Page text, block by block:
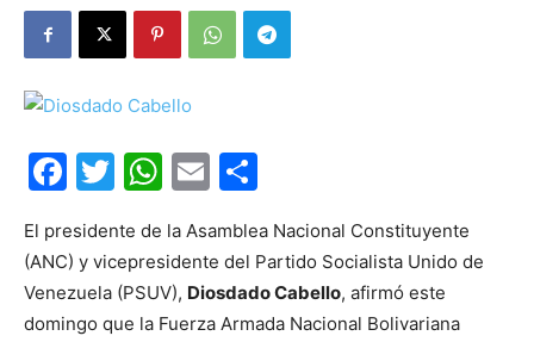
Facebook
Twitter
WhatsApp
Email
El presidente de la Asamblea Nacional Constituyente
(ANC) y vicepresidente del Partido Socialista Unido de
Venezuela (PSUV), Diosdado Cabello, afirmó este
domingo que la Fuerza Armada Nacional Bolivariana